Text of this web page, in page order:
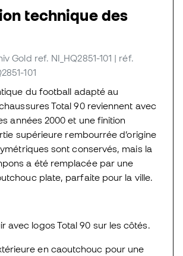
technique des
Gold ref. NI_HQ2851-101 | réf.
101
du football adapté au
Total 90 reviennent avec
années 2000 et une finition
supérieure rembourrée d’origine
sont conservés, mais la
a été remplacée par une
plate, parfaite pour la ville.
avec logos Total 90 sur les côtés.
en caoutchouc pour une